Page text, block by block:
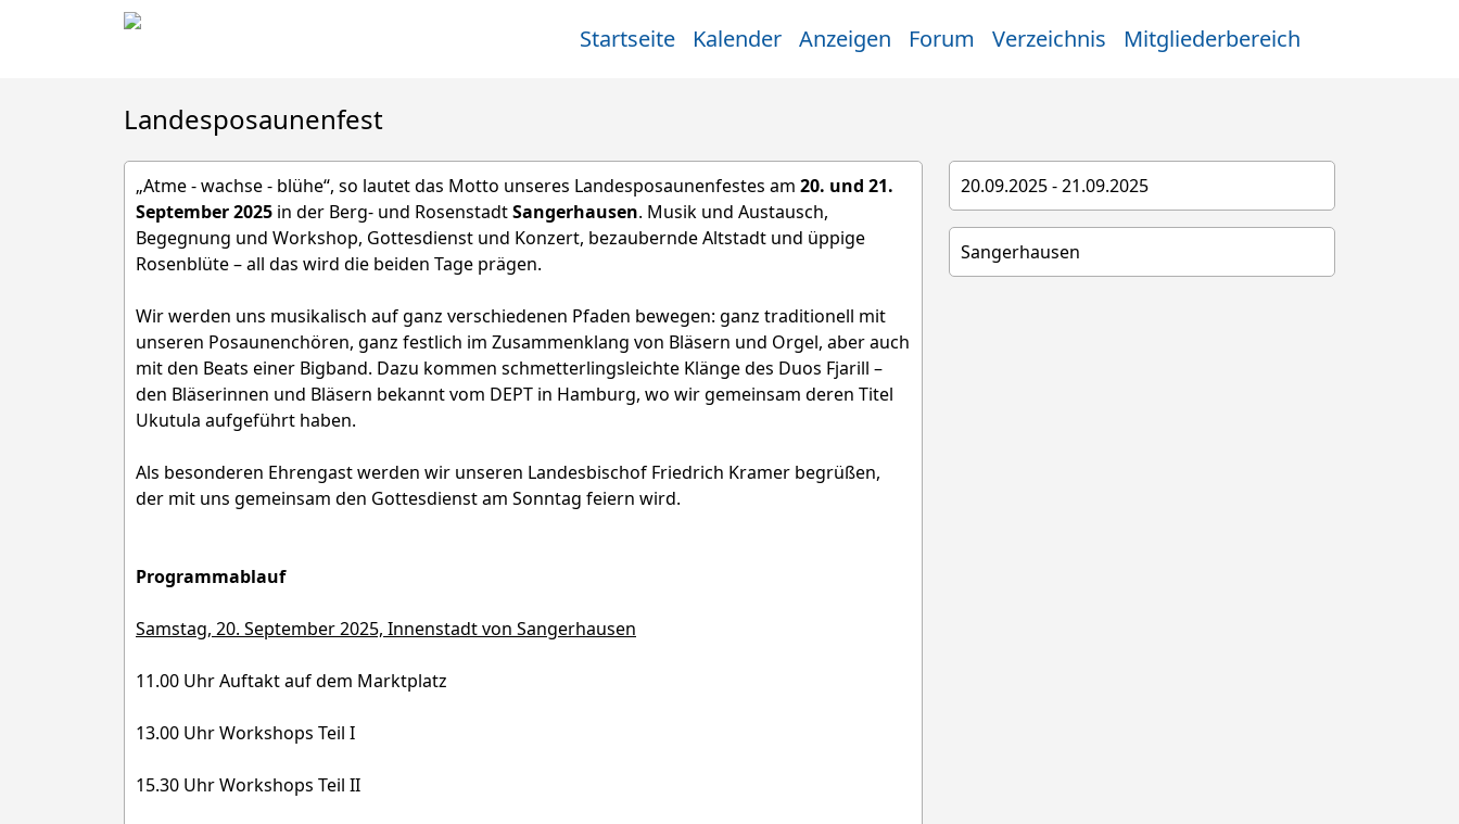
Startseite Kalender Anzeigen Forum Verzeichnis Mitgliederbereich
Landesposaunenfest
„Atme - wachse - blühe“, so lautet das Motto unseres Landesposaunenfestes am 20. und 21.
September 2025 in der Berg- und RosenstadtSangerhausen. Musik und Austausch,
Begegnung und Workshop, Gottesdienst und Konzert, bezaubernde Altstadt und üppige
Rosenblüte – all das wird die beiden Tage prägen.
Wir werden uns musikalisch auf ganz verschiedenen Pfaden bewegen: ganz traditionell mit
unseren Posaunenchören, ganz festlich im Zusammenklang von Bläsern und Orgel, aber auch
mit den Beats einer Bigband. Dazu kommen schmetterlingsleichte Klänge des Duos Fjarill –
den Bläserinnen und Bläsern bekannt vom DEPT in Hamburg, wo wir gemeinsam deren Titel
Ukutula aufgeführt haben.
Als besonderen Ehrengast werden wir unseren Landesbischof Friedrich Kramer begrüßen,
der mit uns gemeinsam den Gottesdienst am Sonntag feiern wird.
Programmablauf
Samstag, 20. September 2025, Innenstadt von Sangerhausen
11.00 Uhr Auftakt auf dem Marktplatz
13.00 Uhr Workshops Teil I
15.30 Uhr Workshops Teil II
20.09.2025 - 21.09.2025
Sangerhausen